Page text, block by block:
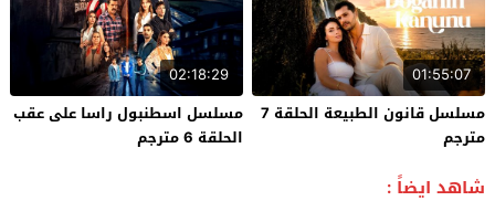
01:55:07
مسلسل قانون الطبيعة الحلقة 7
مترجم
02:18:29
مسلسل اسطنبول راسا على عقب
الحلقة 6 مترجم
شاهد ايضاً :